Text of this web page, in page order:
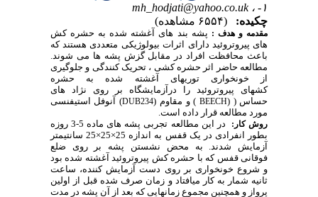
۱- ،
mh_hodjati@yahoo.co.uk
چکیده:
(۶۵۵۴ مشاهده)
مقدمه و هدف : پشه بند های آغشته شده به حشره کش
های پیروتروئید دارای اثرات بیولوژیکی متعددی هستند که
باعث محافظت افراد در مقابل گزش پشه ها می شوند.
مطالعه حاضر اثر حشره کشی ، تحریک کنندگی و جلوگیری
از خونخواری توریهای آغشته شده به حشره
کشهای پیروتروئید را درآزمایشگاه بر روی نژاد های
حساس ( (
BEECH ) و مقاوم (DUB234) آنوفل استیفنسی
مورد مطالعه قرار داده است.
روش کار:
در این مطالعه تجربی پشه های ماده 5-3 روزه
بطور انفرادی در یک قفس به اندازه 25×25×25 سانتیمتر
آزمایش شدند. به محض نشستن پشه بر روی ضلع
فوقانی قفس که با حشره کش پیروتروئید آغشته شده بود
و شروع خونخواری بر روی دست آزمایش کننده، ساعت
ثانیه شمار به کار میافتاد و زمان صرف شده قبل از اولین
پرواز و همچنین مجموع زمانهایی که بعد از آن پشه در مدت